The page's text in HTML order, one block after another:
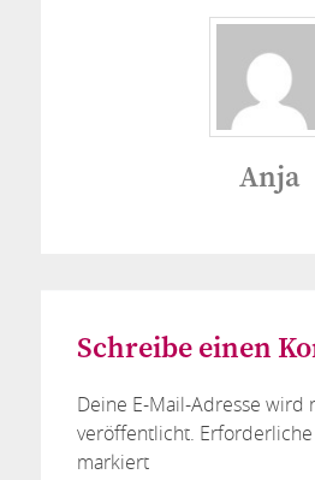
Anja
Schreibe einen
Deine E-Mail-Adresse wird
veröffentlicht.
markiert